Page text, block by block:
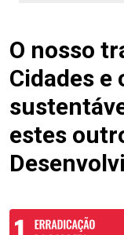
O nosso
Cidades e
estes